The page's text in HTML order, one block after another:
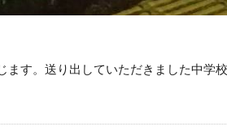
す。送り出していただきました中学